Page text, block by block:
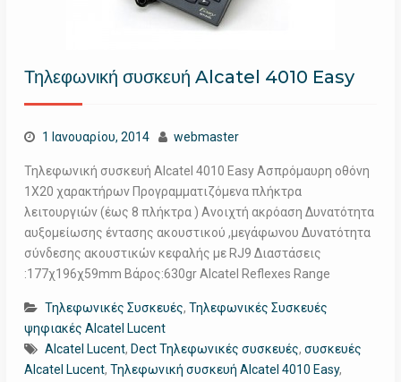
Τηλεφωνική συσκευή Alcatel 4010 Easy
1 Ιανουαρίου, 2014 webmaster
Τηλεφωνική συσκευή Alcatel 4010 Easy Ασπρόμαυρη οθόνη
1Χ20 χαρακτήρων Προγραμματιζόμενα πλήκτρα
λειτουργιών (έως 8 πλήκτρα ) Ανοιχτή ακρόαση Δυνατότητα
αυξομείωσης έντασης ακουστικού ,μεγάφωνου Δυνατότητα
σύνδεσης ακουστικών κεφαλής με RJ9 Διαστάσεις
:177χ196χ59mm Βάρος:630gr Alcatel Reflexes Range
Τηλεφωνικές Συσκευές, Τηλεφωνικές Συσκευές
ψηφιακές Alcatel Lucent
Alcatel Lucent, Dect Τηλεφωνικές συσκευές, συσκευές
Alcatel Lucent, Τηλεφωνική συσκευή Alcatel 4010 Easy,